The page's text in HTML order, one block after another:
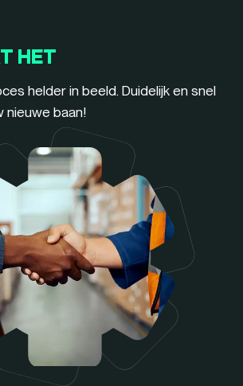
HET
helder in beeld. Duidelijk en snel
nieuwe baan!